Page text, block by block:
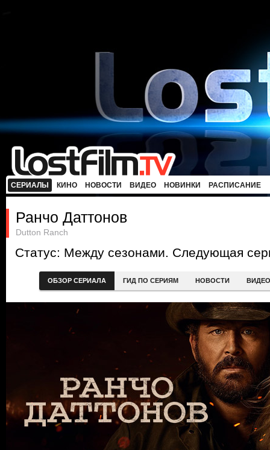
СЕРИАЛЫ КИНО НОВОСТИ ВИДЕО НОВИНКИ РАСПИСАНИЕ
Ранчо Даттонов
Dutton Ranch
Статус: Между сезонами. Следующая
ОБЗОР СЕРИАЛА ГИД ПО СЕРИЯМ НОВОСТИ ВИДЕО